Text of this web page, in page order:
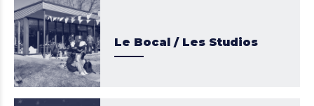
Le Bocal / Les Studios